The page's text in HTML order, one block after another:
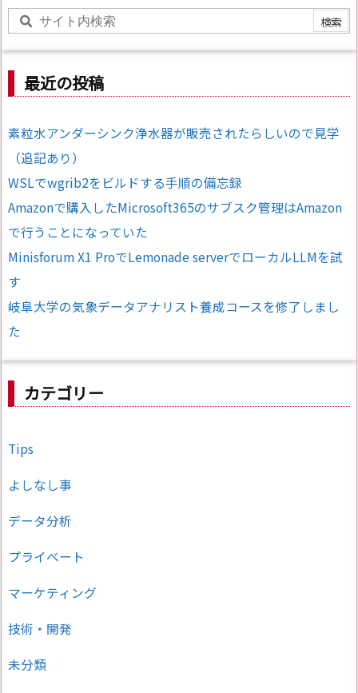
最近の投稿
素粒水アンダーシンク浄水器が販売されたらしいので見学
（追記あり）
WSLでwgrib2をビルドする手順の備忘録
Amazonで購入したMicrosoft365のサブスク管理はAmazon
で行うことになっていた
Minisforum X1 ProでLemonade serverでローカルLLMを試
す
岐阜大学の気象データアナリスト養成コースを修了しまし
た
カテゴリー
Tips
よしなし事
データ分析
プライベート
マーケティング
技術・開発
未分類